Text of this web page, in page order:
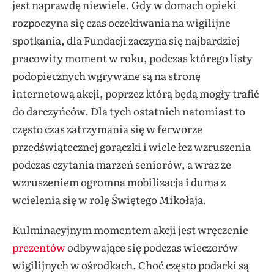
jest naprawdę niewiele. Gdy w domach opieki
rozpoczyna się czas oczekiwania na wigilijne
spotkania, dla Fundacji zaczyna się najbardziej
pracowity moment w roku, podczas którego listy
podopiecznych wgrywane są na stronę
internetową akcji, poprzez którą będą mogły trafić
do darczyńców. Dla tych ostatnich natomiast to
często czas zatrzymania się w ferworze
przedświątecznej gorączki i wiele łez wzruszenia
podczas czytania marzeń seniorów, a wraz ze
wzruszeniem ogromna mobilizacja i duma z
wcielenia się w rolę Świętego Mikołaja.
Kulminacyjnym momentem akcji jest wręczenie
prezentówodbywające się podczas wieczorów
wigilijnych w ośrodkach. Choć często podarki są